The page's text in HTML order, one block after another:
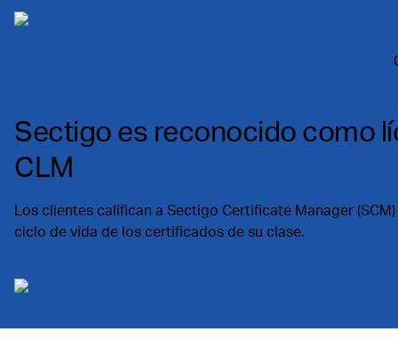
Sectigo es reconocido como
CLM
Los clientes califican a Sectigo Certificate Manager
ciclo de vida de los certificados de su clase.